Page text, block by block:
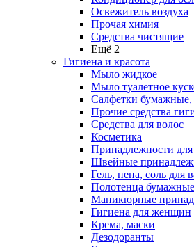
Освежитель воздуха
Прочая химия
Средства чистящие
Ещё 2
Гигиена и красота
Мыло жидкое
Мыло туалетное
Салфетки
Прочие средства
Средства для волос
Косметика
Принадлежности для
Швейные
Гель, пена, соль для
Полотенца бумажные
Маникюрные
Гигиена для женщин
Крема, маски
Дезодоранты